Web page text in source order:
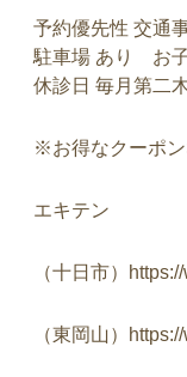
予約優先性 交通
駐車場 あり お
休診日 毎月第二
※お得なクーポン
エキテン
（十日市）
（東岡山）